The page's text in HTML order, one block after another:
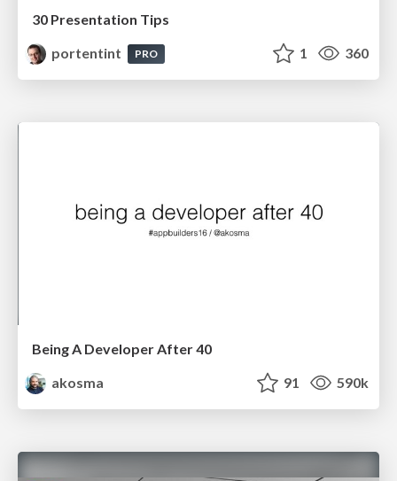
30 Presentation Tips
portentint
PRO 1 360
Being A Developer After 40
akosma
91 590k